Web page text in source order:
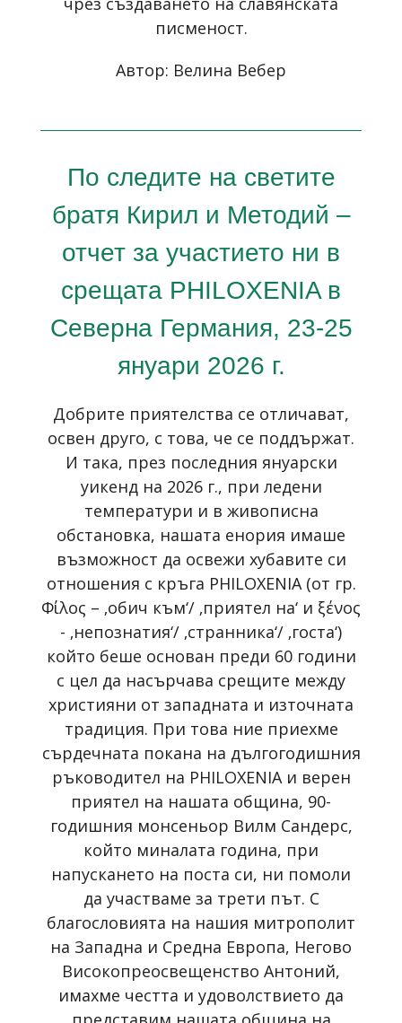
писменост.
Автор: Велина Вебер
По следите на светите
братя Кирил и Методий –
отчет за участието ни в
срещата PHILOXENIA в
Северна Германия, 23-25
януари 2026 г.
Добрите приятелства се отличават,
освен друго, с това, че се поддържат.
И така, през последния януарски
уикенд на 2026 г., при ледени
температури и в живописна
обстановка, нашата енория имаше
възможност да освежи хубавите си
отношения с кръга PHILOXENIA (от гр.
Φίλος – ‚обич към‘/ ‚приятел на‘ и ξένος
- ‚непознатия‘/ ‚странника‘/ ‚госта‘)
койтo беше основан преди 60 години
с цел да насърчава срещите между
християни от западната и източната
традиция. При това ние приехме
сърдечната покана на дългогодишния
ръководител на PHILOXENIA и верен
приятел на нашата община, 90-
годишния монсеньор Вилм Сандерс,
който миналата година, при
напускането на поста си, ни помоли
да участваме за трети път. С
благословията на нашия митрополит
на Западна и Средна Европа, Негово
Високопреосвещенство Антоний,
имахме честта и удоволствието да